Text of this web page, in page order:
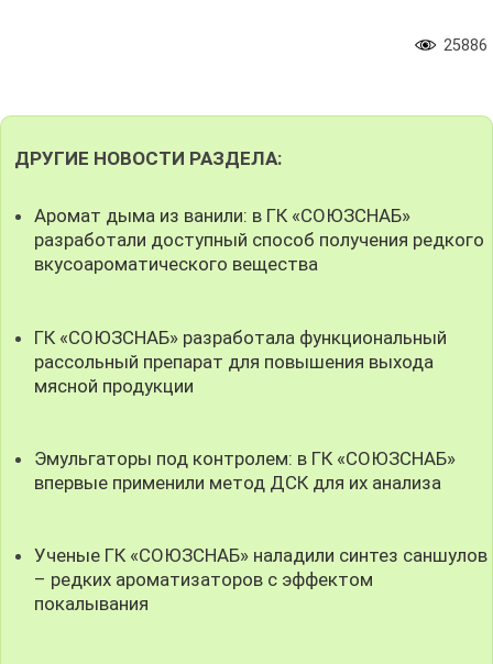
25886
ДРУГИЕ НОВОСТИ РАЗДЕЛА:
Аромат дыма из ванили: в ГК «СОЮЗСНАБ»
разработали доступный способ получения редкого
вкусоароматического вещества
ГК «СОЮЗСНАБ» разработала функциональный
рассольный препарат для повышения выхода
мясной продукции
Эмульгаторы под контролем: в ГК «СОЮЗСНАБ»
впервые применили метод ДСК для их анализа
Ученые ГК «СОЮЗСНАБ» наладили синтез саншулов
– редких ароматизаторов с эффектом
покалывания